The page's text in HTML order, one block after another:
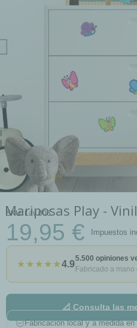
Mariposas Play -
SKU Lav 006
19,95 € Impuestos
★★★★★4.9
5.500 opiniones
Fabricado a
📐 Consulta las
Fabricación local y a medida en